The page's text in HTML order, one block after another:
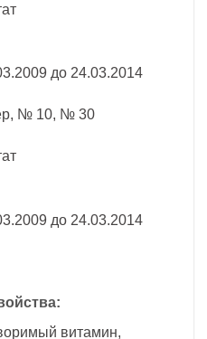
до 24.03.2014
№ 10, № 30
до 24.03.2014
витамин,